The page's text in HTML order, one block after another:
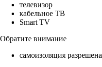
телевизор
кабельное ТВ
Smart TV
Обратите внимание
самоизоляция разрешена